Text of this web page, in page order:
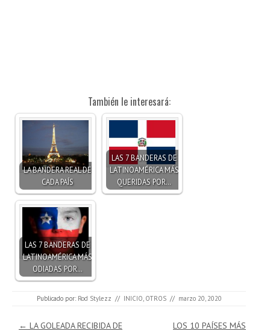
También le interesará:
LA BANDERA REAL DE
CADA PAÍS
LAS 7 BANDERAS DE
LATINOAMÉRICA MÁS
QUERIDAS POR…
LAS 7 BANDERAS DE
LATINOAMÉRICA MÁS
ODIADAS POR…
Publicado por: Rod Stylezz // INICIO OTROS // marzo 20, 2020
Navegación de entradas
← LA GOLEADA RECIBIDA DE
LOS 10 PAÍSES MÁS